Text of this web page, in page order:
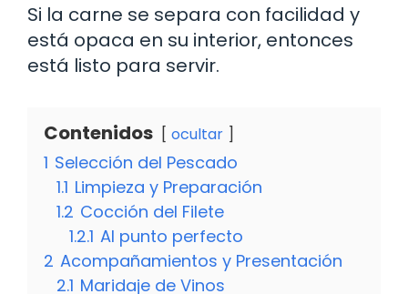
Si la carne se separa con facilidad y
está opaca en su interior, entonces
está listo para servir.
Contenidos ocultar
1 Selección del Pescado
1.1 Limpieza y Preparación
1.2 Cocción del Filete
1.2.1 Al punto perfecto
2 Acompañamientos y Presentación
2.1 Maridaje de Vinos